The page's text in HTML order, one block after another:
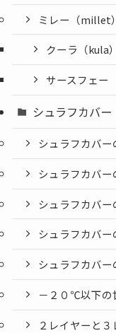
ミレー（millet）
クーラ（kula）
サースフェー
シュラフカバー
シュラフカバ
シュラフカバー
シュラフカバー
シュラフカバー
シュラフカバ
－２０℃以下の
２レイヤーと３